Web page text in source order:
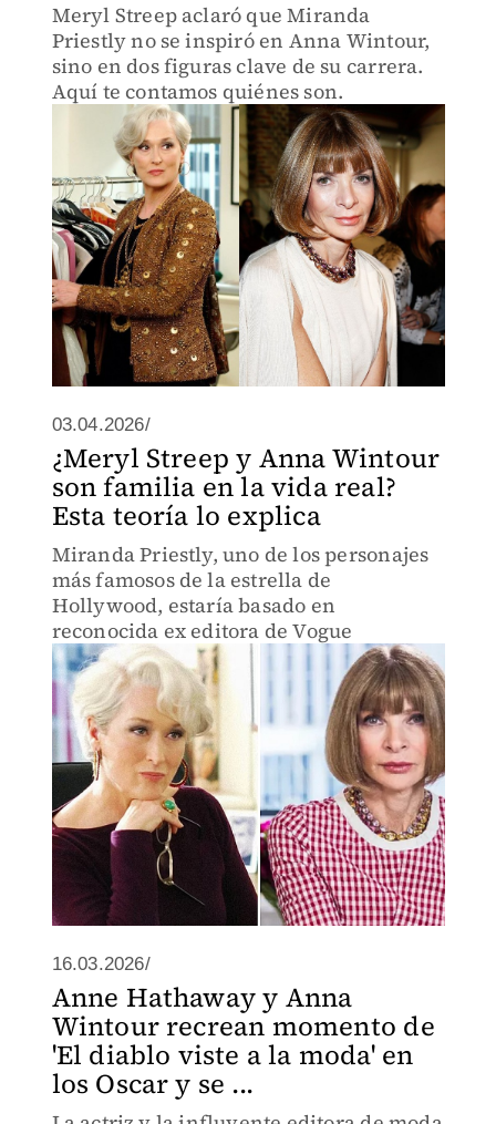
Meryl Streep aclaró que Miranda
Priestly no se inspiró en Anna Wintour,
sino en dos figuras clave de su carrera.
Aquí te contamos quiénes son.
03.04.2026/
¿Meryl Streep y Anna Wintour
son familia en la vida real?
Esta teoría lo explica
Miranda Priestly, uno de los personajes
más famosos de la estrella de
Hollywood, estaría basado en
reconocida ex editora de Vogue
16.03.2026/
Anne Hathaway y Anna
Wintour recrean momento de
'El diablo viste a la moda' en
los Oscar y se ...